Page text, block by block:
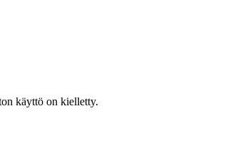
käyttö on kielletty.